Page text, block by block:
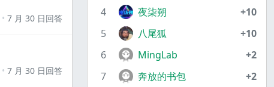
7 月 30 日回答
7 月 30 日回答
4
夜柒朔
+10
5
八尾狐
+10
6
MingLab
+2
7
奔放的书包
+2